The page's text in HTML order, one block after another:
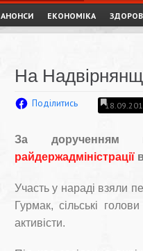
АНОНСИ ЕКОНОМІКА
На
Поділитись
За дорученням
райдержадміністрації
Участь у нараді взяли
Гурмак, сільські
активісти.